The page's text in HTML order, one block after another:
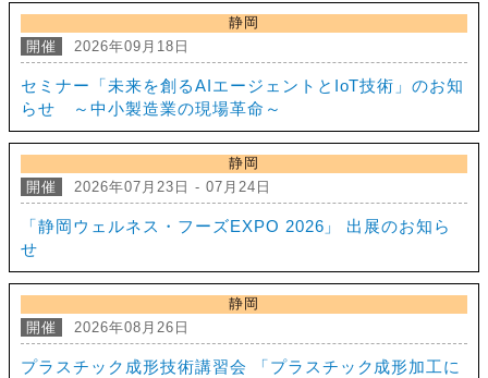
静岡
開催
2026年09月18日
セミナー「未来を創るAIエージェントとIoT技術」のお知
らせ ～中小製造業の現場革命～
静岡
開催
2026年07月23日 - 07月24日
「静岡ウェルネス・フーズEXPO 2026」 出展のお知ら
せ
静岡
開催
2026年08月26日
プラスチック成形技術講習会 「プラスチック成形加工に